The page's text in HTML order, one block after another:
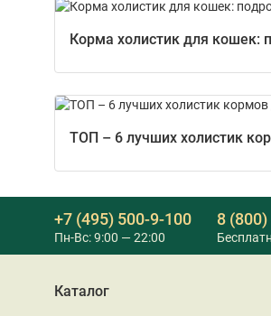
Корма холистик для кошек:
ТОП – 6 лучших холистик
+7 (495) 500-9-100
Пн-Вс: 9:00 — 22:00
8
Каталог